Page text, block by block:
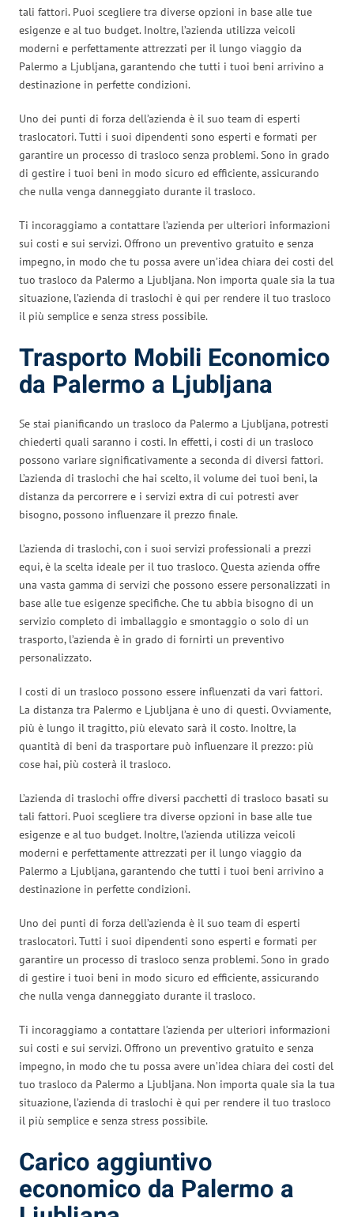
tali fattori. Puoi scegliere tra diverse opzioni in base alle tue
esigenze e al tuo budget. Inoltre, l’azienda utilizza veicoli
moderni e perfettamente attrezzati per il lungo viaggio da
Palermo a Ljubljana, garantendo che tutti i tuoi beni arrivino a
destinazione in perfette condizioni.
Uno dei punti di forza dell’azienda è il suo team di esperti
traslocatori. Tutti i suoi dipendenti sono esperti e formati per
garantire un processo di trasloco senza problemi. Sono in grado
di gestire i tuoi beni in modo sicuro ed efficiente, assicurando
che nulla venga danneggiato durante il trasloco.
Ti incoraggiamo a contattare l’azienda per ulteriori informazioni
sui costi e sui servizi. Offrono un preventivo gratuito e senza
impegno, in modo che tu possa avere un’idea chiara dei costi del
tuo trasloco da Palermo a Ljubljana. Non importa quale sia la tua
situazione, l’azienda di traslochi è qui per rendere il tuo trasloco
il più semplice e senza stress possibile.
Trasporto Mobili Economico
da Palermo a Ljubljana
Se stai pianificando un trasloco da Palermo a Ljubljana, potresti
chiederti quali saranno i costi. In effetti, i costi di un trasloco
possono variare significativamente a seconda di diversi fattori.
L’azienda di traslochi che hai scelto, il volume dei tuoi beni, la
distanza da percorrere e i servizi extra di cui potresti aver
bisogno, possono influenzare il prezzo finale.
L’azienda di traslochi, con i suoi servizi professionali a prezzi
equi, è la scelta ideale per il tuo trasloco. Questa azienda offre
una vasta gamma di servizi che possono essere personalizzati in
base alle tue esigenze specifiche. Che tu abbia bisogno di un
servizio completo di imballaggio e smontaggio o solo di un
trasporto, l’azienda è in grado di fornirti un preventivo
personalizzato.
I costi di un trasloco possono essere influenzati da vari fattori.
La distanza tra Palermo e Ljubljana è uno di questi. Ovviamente,
più è lungo il tragitto, più elevato sarà il costo. Inoltre, la
quantità di beni da trasportare può influenzare il prezzo: più
cose hai, più costerà il trasloco.
L’azienda di traslochi offre diversi pacchetti di trasloco basati su
tali fattori. Puoi scegliere tra diverse opzioni in base alle tue
esigenze e al tuo budget. Inoltre, l’azienda utilizza veicoli
moderni e perfettamente attrezzati per il lungo viaggio da
Palermo a Ljubljana, garantendo che tutti i tuoi beni arrivino a
destinazione in perfette condizioni.
Uno dei punti di forza dell’azienda è il suo team di esperti
traslocatori. Tutti i suoi dipendenti sono esperti e formati per
garantire un processo di trasloco senza problemi. Sono in grado
di gestire i tuoi beni in modo sicuro ed efficiente, assicurando
che nulla venga danneggiato durante il trasloco.
Ti incoraggiamo a contattare l’azienda per ulteriori informazioni
sui costi e sui servizi. Offrono un preventivo gratuito e senza
impegno, in modo che tu possa avere un’idea chiara dei costi del
tuo trasloco da Palermo a Ljubljana. Non importa quale sia la tua
situazione, l’azienda di traslochi è qui per rendere il tuo trasloco
il più semplice e senza stress possibile.
Carico aggiuntivo
economico da Palermo a